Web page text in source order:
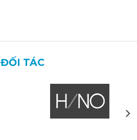
ĐỐI TÁC